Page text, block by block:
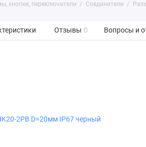
кнопки, переключатели Соединители
Отзывы 0 Вопросы и